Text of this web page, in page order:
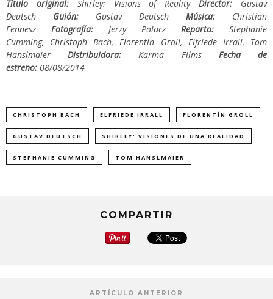
Título original:Shirley: Visions of RealityDirector: Gustav
Deutsch Guión: Gustav Deutsch Música: Christian
Fennesz Fotografía: Jerzy Palacz Reparto: Stephanie
Cumming, Christoph Bach, Florentín Groll, Elfriede Irrall, Tom
HanslmaierDistribuidora: Karma Films Fecha de
estreno: 08/08/2014
CHRISTOPH BACH ELFRIEDE IRRALL FLORENTÍN GROLL
GUSTAV DEUTSCH SHIRLEY: VISIONES DE UNA REALIDAD
STEPHANIE CUMMING TOM HANSLMAIER
COMPARTIR
ARTÍCULO ANTERIOR